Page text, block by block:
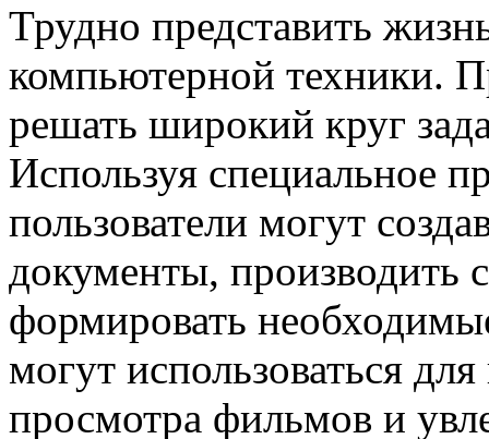
Трудно представить
компьютерной техники.
решать широкий круг
Используя специальное
пользователи могут
документы, производить
формировать
могут использоваться
просмотра фильмов и